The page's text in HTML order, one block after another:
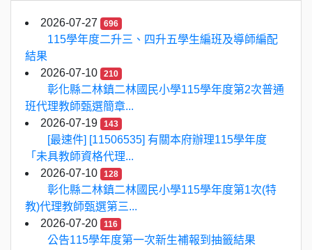
2026-07-27 696
115學年度二升三、四升五學生編班及導師編配
結果
2026-07-10
210
彰化縣二林鎮二林國民小學115學年度第2次普通
班代理教師甄選簡章...
2026-07-19
143
[最速件] [11506535] 有關本府辦理115學年度
「未具教師資格代理...
2026-07-10
128
彰化縣二林鎮二林國民小學115學年度第1次(特
教)代理教師甄選第三...
2026-07-20
116
公告115學年度第一次新生補報到抽籤結果